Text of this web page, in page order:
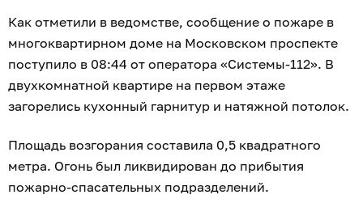
Как отметили в ведомстве, сообщение о пожаре в
многоквартирном доме на Московском проспекте
поступило в 08:44 от оператора «Системы-112». В
двухкомнатной квартире на первом этаже
загорелись кухонный гарнитур и натяжной потолок.
Площадь возгорания составила 0,5 квадратного
метра. Огонь был ликвидирован до прибытия
пожарно-спасательных подразделений.